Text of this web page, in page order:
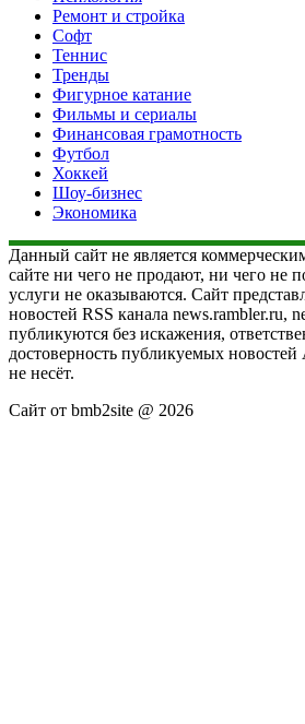
Ремонт и стройка
Софт
Теннис
Тренды
Фигурное катание
Фильмы и сериалы
Финансовая грамотность
Футбол
Хоккей
Шоу-бизнес
Экономика
Данный сайт не является
сайте ни чего не продают, ни чего не
услуги не оказываются. Сайт
новостей RSS канала news.rambler.ru,
публикуются без искажения,
достоверность публикуемых
не несёт.
Сайт от bmb2site @ 2026